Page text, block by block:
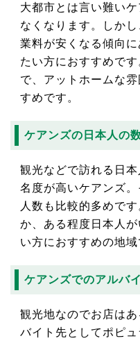
大都市とは言い難い
なくなります。しか
業料が安くなる傾向
たい方におすすめで
で、アットホームな
すめです。
ケアンズの日本人の
観光などで訪れる日
名度が高いケアンズ
人数も比較的多めで
か、ある程度日本人
い方におすすめの地域
ケアンズでのアルバ
観光地なのでお店は
バイト先としてポピ